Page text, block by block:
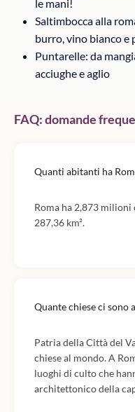
le mani!
Saltimbocca alla
burro, vino bianco
Puntarelle: da
acciughe e aglio
FAQ: domande
Quanti abitanti ha
Roma ha 2,873 milioni
287,36 km².
Quante chiese ci sono
Patria della Città del
chiese al mondo. A
luoghi di culto che
architettonico della